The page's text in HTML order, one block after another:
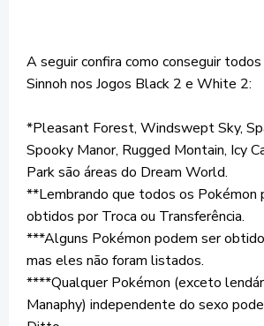
A seguir confira como conseguir
Sinnoh nos Jogos Black 2 e White 2:
*Pleasant Forest, Windswept Sky,
Spooky Manor, Rugged Montain, Icy
Park são áreas do Dream World.
**Lembrando que todos os Pokémon
obtidos por Troca ou Transferência.
***Alguns Pokémon podem ser
mas eles não foram listados.
****Qualquer Pokémon (exceto
Manaphy) independente do sexo